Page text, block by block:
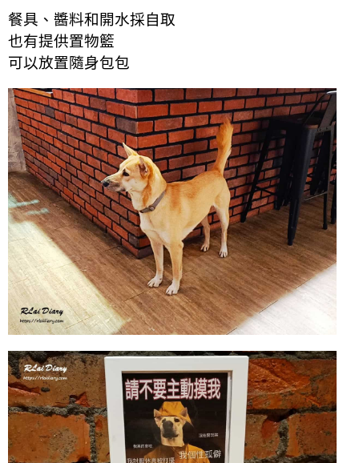
餐具、醬料和開水採自取
也有提供置物籃
可以放置隨身包包